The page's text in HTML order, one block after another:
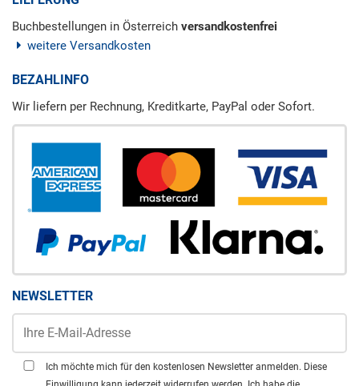
Buchbestellungen in Österreich versandkostenfrei
weitere Versandkosten
BEZAHLINFO
Wir liefern per Rechnung, Kreditkarte, PayPal oder Sofort.
NEWSLETTER
Ich möchte mich für den kostenlosen Newsletter anmelden. Diese